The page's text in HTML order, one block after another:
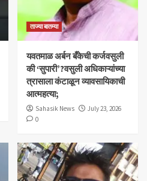
ताज्या बातम्या
​यवतमाळ अर्बन बँकेची कर्जवसुली
की ‘सुपारी’?वसुली अधिकाऱ्यांच्या
त्रासाला कंटाळून व्यावसायिकाची
आत्महत्या;
Sahasik News
July 23, 2026
0